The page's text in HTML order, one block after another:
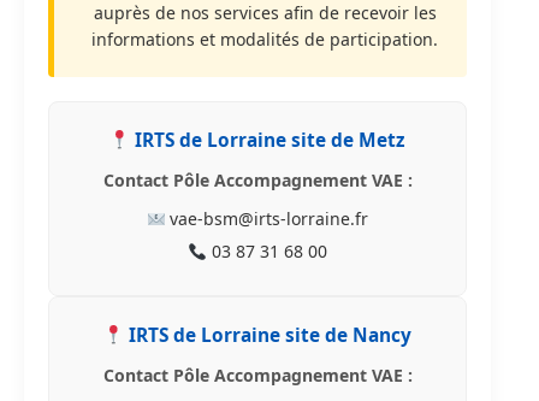
auprès de nos services afin de recevoir les
informations et modalités de participation.
IRTS de Lorraine site de Metz
Contact Pôle Accompagnement VAE :
vae-bsm@irts-lorraine.fr
03 87 31 68 00
IRTS de Lorraine site de Nancy
Contact Pôle Accompagnement VAE :